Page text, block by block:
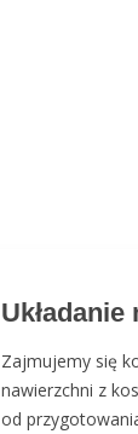
Zajmujemy się
nawierzchni z
od